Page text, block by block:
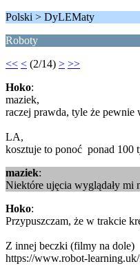
Polski > DyLEMaty
Roboty
<< < (2/14) > >>
Hoko:
maziek,
raczej prawda, tyle że pewnie
LA,
kosztuje to ponoć ponad 100
maziek:
Niektóre ujęcia wyglądały mi
Hoko:
Przypuszczam, że w trakcie
Z innej beczki (filmy na dole)
https://www.robot-